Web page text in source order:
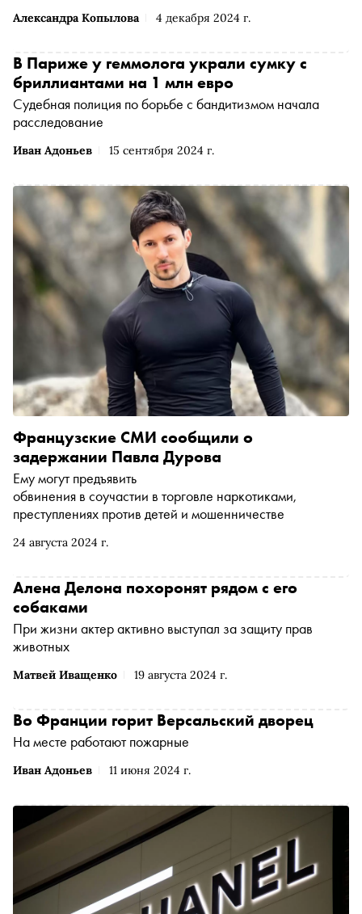
Александра Копылова 4 декабря 2024 г.
Иван Адоньев 15 сентября 2024 г.
В Париже у геммолога украли сумку с
бриллиантами на 1 млн евро
Судебная полиция по борьбе с бандитизмом начала
расследование
24 августа 2024 г.
Французские СМИ сообщили о
задержании Павла Дурова
Ему могут предъявить
обвинения в соучастии в торговле наркотиками,
преступлениях против детей и мошенничестве
Матвей Иващенко 19 августа 2024 г.
Алена Делона похоронят рядом с его
собаками
При жизни актер активно выступал за защиту прав
животных
Иван Адоньев 11 июня 2024 г.
Во Франции горит Версальский дворец
На месте работают пожарные